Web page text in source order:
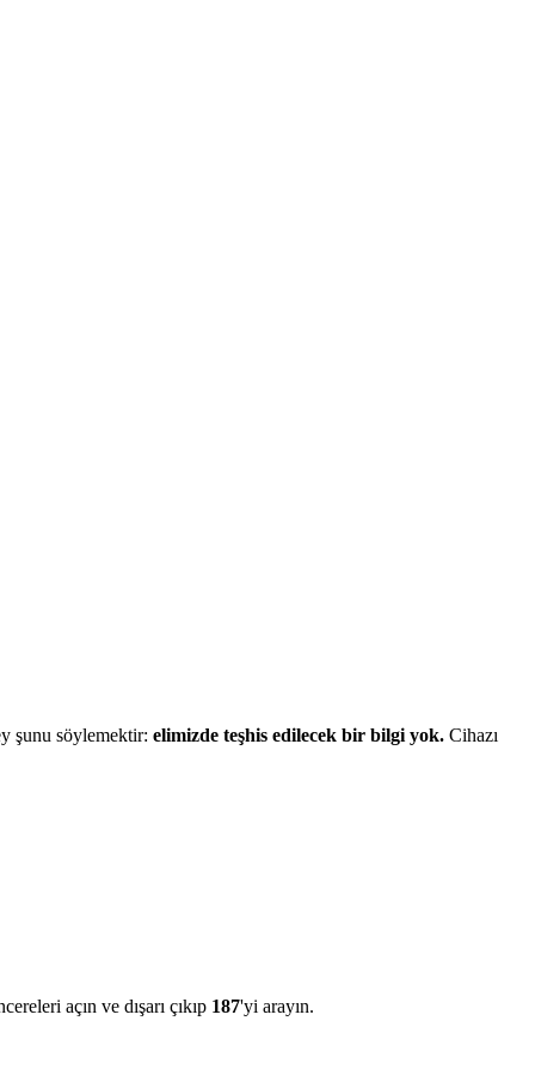
şunu söylemektir: elimizde teşhis edilecek bir bilgi yok. Cihazı
açın ve dışarı çıkıp 187'yi arayın.